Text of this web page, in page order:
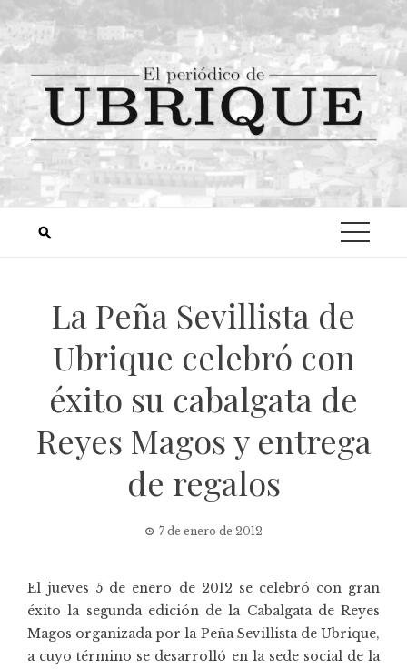
La Peña Sevillista de
Ubrique celebró con
éxito su cabalgata de
Reyes Magos y entrega
de regalos
7 de enero de 2012
El jueves 5 de enero de 2012 se celebró con gran
éxito la segunda edición de la Cabalgata de Reyes
Magos organizada por la Peña Sevillista de Ubrique,
a cuyo término se desarrolló en la sede social de la